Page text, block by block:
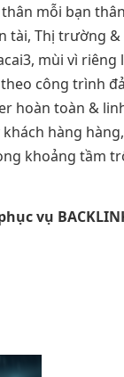
mỗi bạn
tài, Thị trường
mùi vì riêng
công trình
hoàn toàn &
hàng
khoảng tầm
vụ